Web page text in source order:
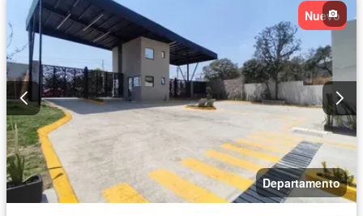
Nuevo
Departamento